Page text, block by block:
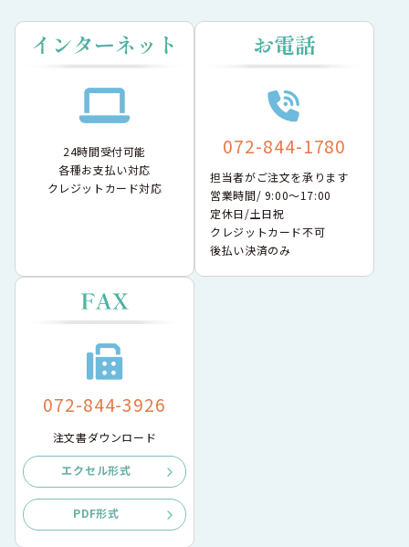
24時間受付可能
各種お支払い対応
クレジットカード対応
072-844-1780
担当者がご注文を承ります
営業時間/ 9:00〜17:00
定休日/土日祝
クレジットカード不可
後払い決済のみ
072-844-3926
注文書ダウンロード
エクセル形式
PDF形式